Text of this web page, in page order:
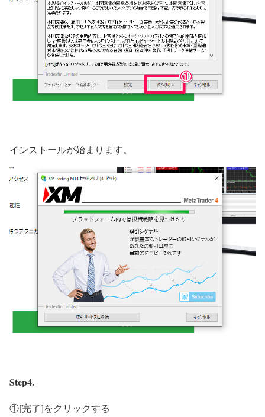
インストールが始まります。
Step4.
①[完了]をクリックする